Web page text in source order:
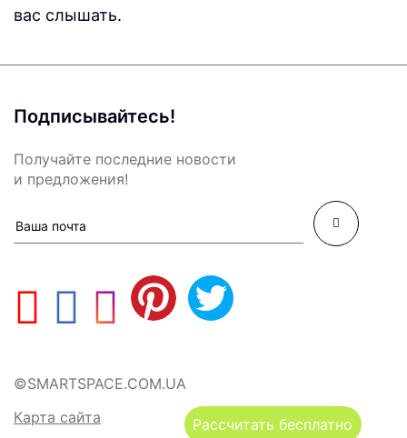
Рассчитать бесплатно
вас слышать.
Подписывайтесь!
Получайте последние новости
и предложения!
©SMARTSPACE.COM.UA
Карта сайта